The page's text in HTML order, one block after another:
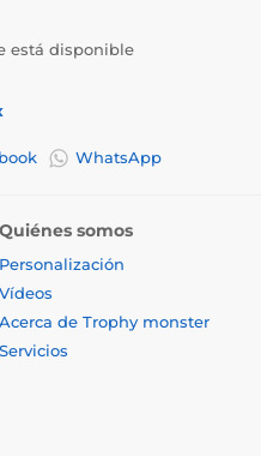
está disponible
WhatsApp
Quiénes somos
Personalización
Vídeos
Acerca de Trophy monster
Servicios